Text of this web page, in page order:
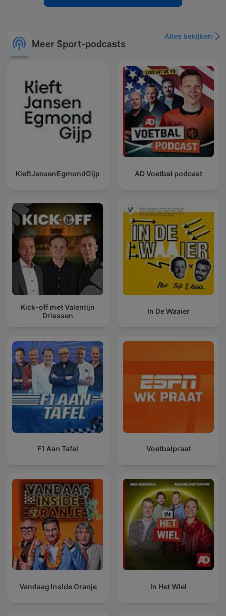
Meer Sport-podcasts
Alles bekijken
KieftJansenEgmondGijp AD Voetbal podcast
Kick-off met Valentijn
Driessen
In De Waaier
F1 Aan Tafel Voetbalpraat
Vandaag Inside Oranje In Het Wiel